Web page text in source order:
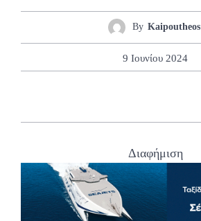
By Kaipoutheos
9 Ιουνίου 2024
Διαφήμιση